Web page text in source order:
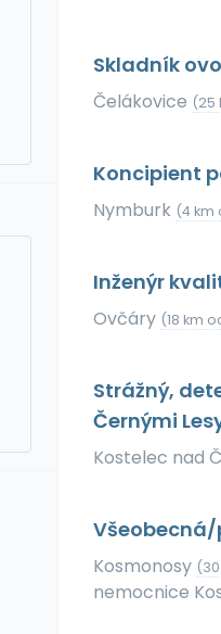
Skladník
Čelákovice (25
Koncipient
Nymburk (4 km
Inženýr
Ovčáry (18 km
Strážný,
Černými
Kostelec nad
Kosmonosy
nemocnice